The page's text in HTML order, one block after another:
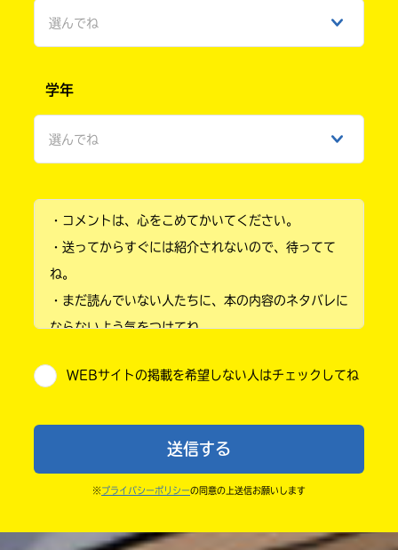
選んでね
ひみつ
学年
選んでね
小学2年
小学4年
小学6年
中学1年
高校生以上
・コメントは、心をこめてかいてください。
・送ってからすぐには紹介されないので、待ってて
ね。
・まだ読んでいない人たちに、本の内容のネタバレに
ならないよう気をつけてね。
が出るので、そこから応募してね。
・かき終えたら、人を傷つけていたり、個人情報をか
きこんでいたり、字がまちがっていたりしないか、読
WEBサイトの掲載を希望しない人はチェックしてね
送信する
※ プライバシーポリシーの同意の上送信お願いします